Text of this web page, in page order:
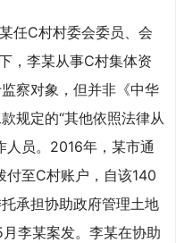
C村村委会委员、会
，李某从事C村集体资
察对象，但并非《中华
规定的“其他依照法律从
人员。2016年，某市通
付至C村账户，自该140
承担协助政府管理土地
李某案发。李某在协助